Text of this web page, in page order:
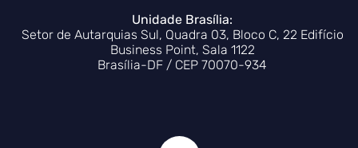
Unidade Brasília:
Setor de Autarquias Sul, Quadra 03, Bloco C, 22 Edifício
Business Point, Sala 1122
Brasília-DF / CEP 70070-934